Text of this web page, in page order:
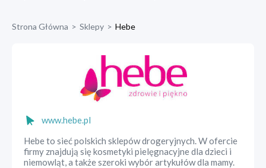
Strona Główna > Sklepy > Hebe
www.hebe.pl
Hebe to sieć polskich sklepów drogeryjnych. W ofercie
firmy znajdują się kosmetyki pielęgnacyjne dla dzieci i
niemowląt, a także szeroki wybór artykułów dla mamy.